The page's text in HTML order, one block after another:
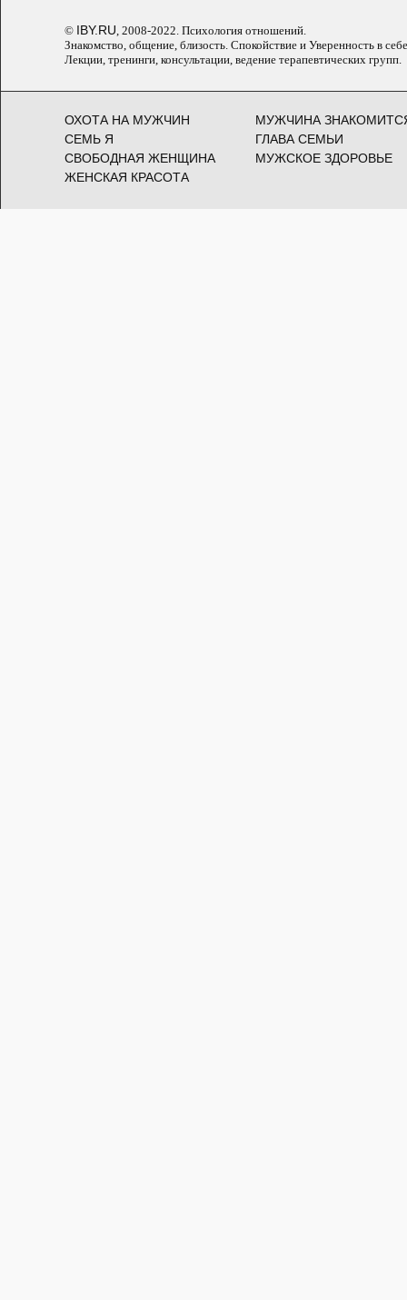
© IBY.RU, 2008-2022. Психология отношений.
Знакомство, общение, близость. Спокойствие и Уверенность в
Лекции, тренинги, консультации, ведение терапевтических групп.
ОХОТА НА МУЖЧИН
СЕМЬ Я
СВОБОДНАЯ ЖЕНЩИНА
ЖЕНСКАЯ КРАСОТА
МУЖЧИНА
ГЛАВА СЕМЬИ
МУЖСКОЕ ЗДОРОВЬЕ